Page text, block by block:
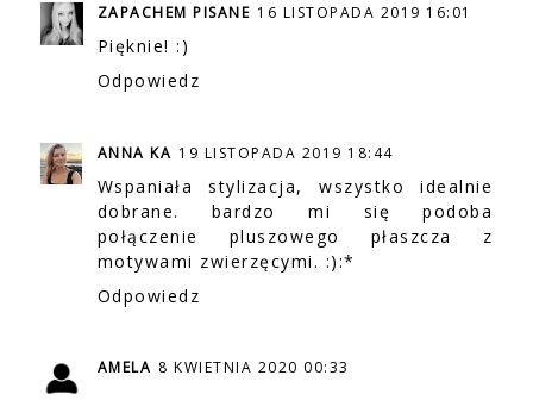
ZAPACHEM PISANE 16 LISTOPADA 2019 16:01
Pięknie! :)
Odpowiedz
ANNA KA 19 LISTOPADA 2019 18:44
Wspaniała stylizacja, wszystko idealnie
dobrane. bardzo mi się podoba
połączenie pluszowego płaszcza z
motywami zwierzęcymi. :):*
Odpowiedz
AMELA 8 KWIETNIA 2020 00:33